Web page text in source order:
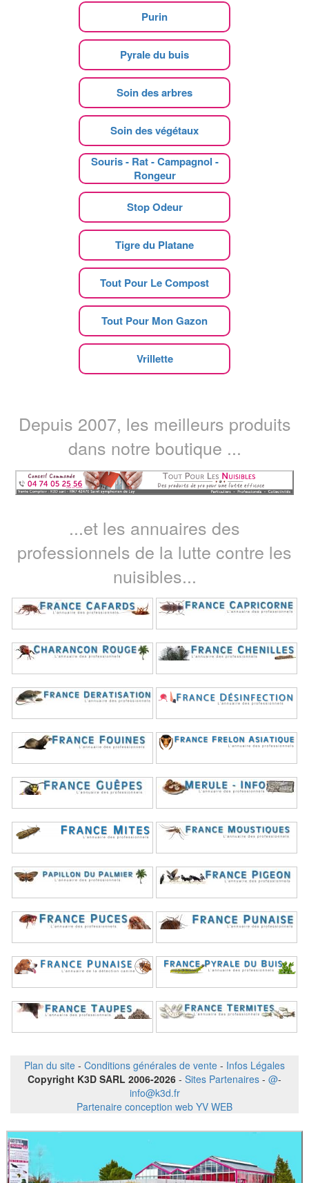
Purin
Pyrale du buis
Soin des arbres
Soin des végétaux
Souris - Rat - Campagnol -
Rongeur
Stop Odeur
Tigre du Platane
Tout Pour Le Compost
Tout Pour Mon Gazon
Vrillette
Depuis 2007, les meilleurs produits
dans notre boutique ...
...et les annuaires des
professionnels de la lutte contre les
nuisibles...
Plan du site - Conditions générales de vente - Infos Légales
Copyright K3D SARL 2006-2026 - Sites Partenaires - @-
info@k3d.fr
Partenaire conception web YV WEB